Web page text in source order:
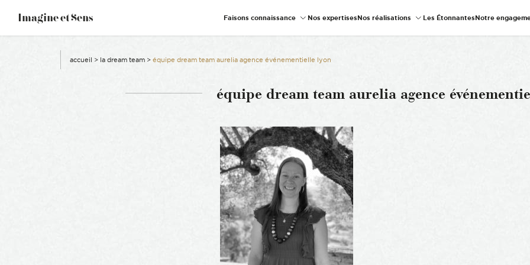
Imagine et Sens–
Événementiel
Communicants
Faisons connaissance Nos expertisesNos réalisations Les ÉtonnantesNotre
accueil > la dream team > équipe dream team aurelia agence événementielle lyon
équipe dream team aurelia agence